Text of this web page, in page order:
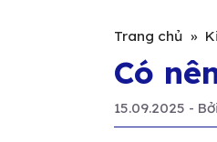
Trang chủ »
Có
15.09.2025 - Bởi